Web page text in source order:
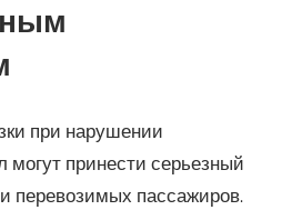
при нарушении
могут принести серьезный
перевозимых пассажиров.